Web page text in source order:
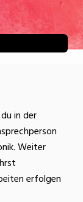
in der
Weiter
erfolgen